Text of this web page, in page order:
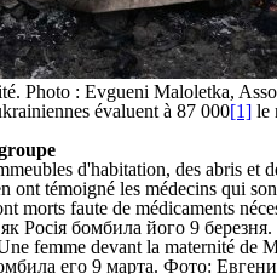
Photo : Evgueni Maloletka,
évaluent à 87 000[1] le
d'habitation, des abris
ont témoigné les médecins qui
morts faute de médicaments